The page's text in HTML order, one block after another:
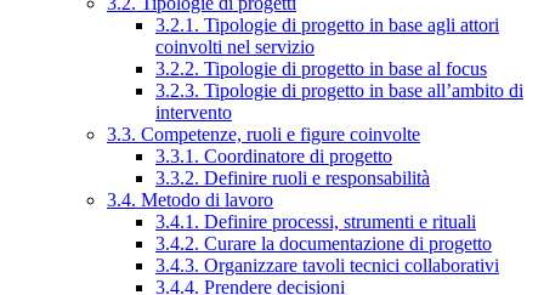
3.2.1. Tipologie di progetto in base agli attori
coinvolti nel servizio
3.2.2. Tipologie di progetto in base al focus
3.2.3. Tipologie di progetto in base all’ambito di
intervento
3.3. Competenze, ruoli e figure coinvolte
3.3.1. Coordinatore di progetto
3.3.2. Definire ruoli e responsabilità
3.4. Metodo di lavoro
3.4.1. Definire processi, strumenti e rituali
3.4.2. Curare la documentazione di progetto
3.4.3. Organizzare tavoli tecnici collaborativi
3.4.4. Prendere decisioni